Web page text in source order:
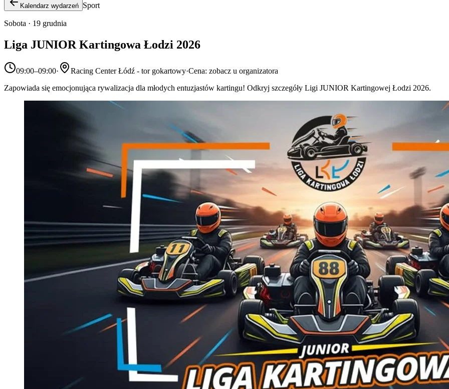
Kalendarz wydarzeń Sport
Sobota · 19 grudnia
Liga JUNIOR Kartingowa Łodzi 2026
09:00–09:00· Racing Center Łódź - tor gokartowy·Cena: zobacz u organizatora
Zapowiada się emocjonująca rywalizacja dla młodych entuzjastów kartingu! Odkryj szczegóły Ligi JUNIOR Kartingowej Łodzi 2026.